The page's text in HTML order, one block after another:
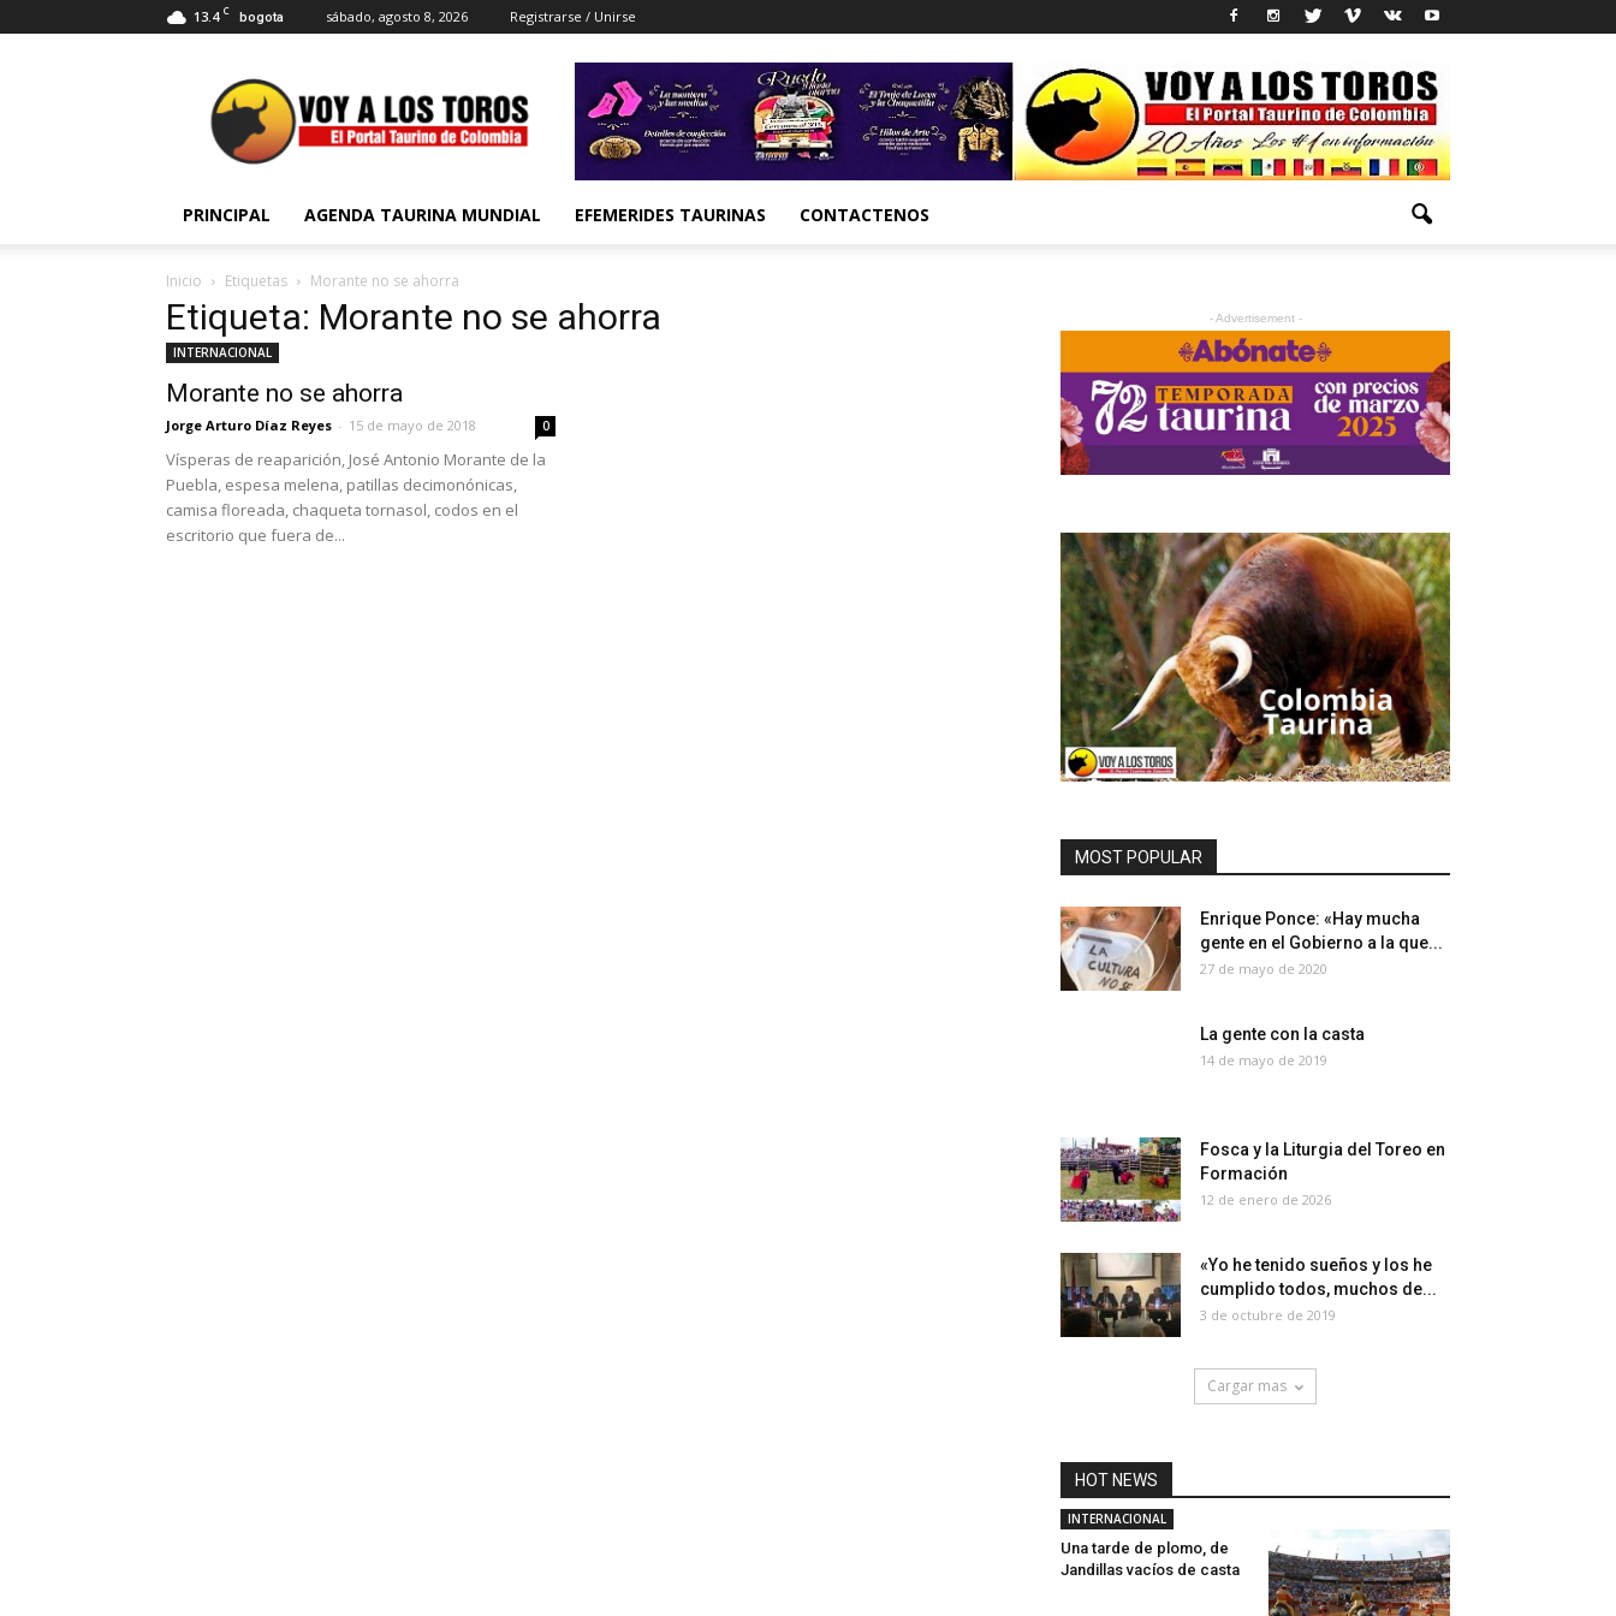
13.4 C bogota sábado, agosto 8, 2026 Registrarse / Unirse
Voy
a
Los
Toros
PRINCIPAL AGENDA TAURINA MUNDIAL EFEMERIDES TAURINAS CONTACTENOS
Inicio Etiquetas Morante no se ahorra
Etiqueta: Morante no se ahorra
INTERNACIONAL
Morante no se ahorra
Jorge Arturo Díaz Reyes - 15 de mayo de 2018 0
Vísperas de reaparición, José Antonio Morante de la
Puebla, espesa melena, patillas decimonónicas,
camisa floreada, chaqueta tornasol, codos en el
escritorio que fuera de...
- Advertisement -
MOST POPULAR
Enrique Ponce: «Hay mucha
gente en el Gobierno a la que...
27 de mayo de 2020
La gente con la casta
14 de mayo de 2019
Fosca y la Liturgia del Toreo en
Formación
12 de enero de 2026
«Yo he tenido sueños y los he
cumplido todos, muchos de...
3 de octubre de 2019
Cargar mas
HOT NEWS
INTERNACIONAL
Una tarde de plomo, de
Jandillas vacíos de casta